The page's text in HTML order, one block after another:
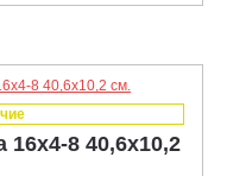
16х4-8 40,6x10,2